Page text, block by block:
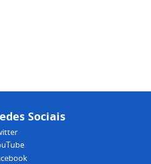
Sociais